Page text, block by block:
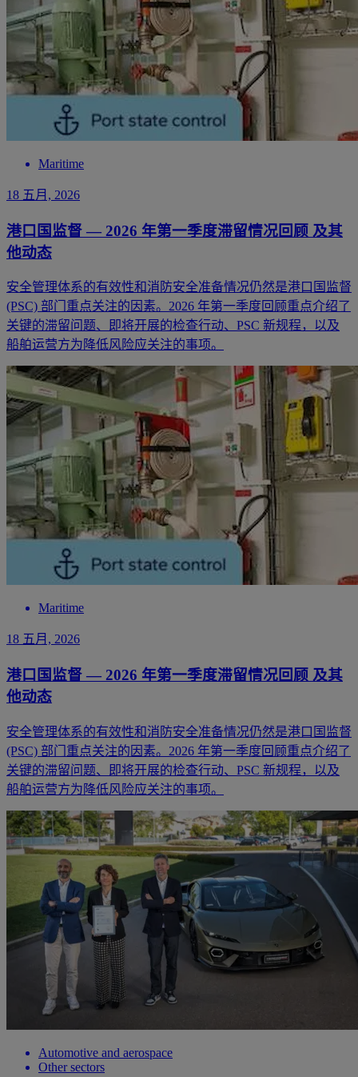
Maritime
18 五月, 2026
港口国监督 — 2026 年第一季度滞留情况回顾 及其
他动态
安全管理体系的有效性和消防安全准备情况仍然是港口国监督
(PSC) 部门重点关注的因素。2026 年第一季度回顾重点介绍了
关键的滞留问题、即将开展的检查行动、PSC 新规程，以及
船舶运营方为降低风险应关注的事项。
Maritime
18 五月, 2026
港口国监督 — 2026 年第一季度滞留情况回顾 及其
他动态
安全管理体系的有效性和消防安全准备情况仍然是港口国监督
(PSC) 部门重点关注的因素。2026 年第一季度回顾重点介绍了
关键的滞留问题、即将开展的检查行动、PSC 新规程，以及
船舶运营方为降低风险应关注的事项。
Automotive and aerospace
Other sectors